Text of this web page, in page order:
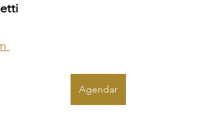
Agendar